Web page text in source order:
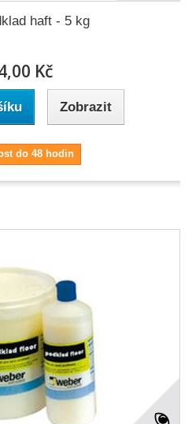
haft - 5 kg
Kč
Zobrazit
do 48 hodin